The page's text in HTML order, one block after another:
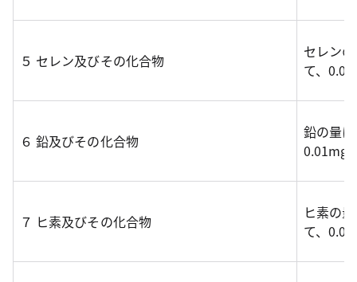
５ セレン及びその化合物
セレン
て、
６ 鉛及びその化合物
鉛の量
0.01mg/
７ ヒ素及びその化合物
ヒ素の
て、